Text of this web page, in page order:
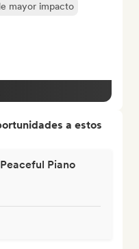
mayor impacto
a estos
Piano